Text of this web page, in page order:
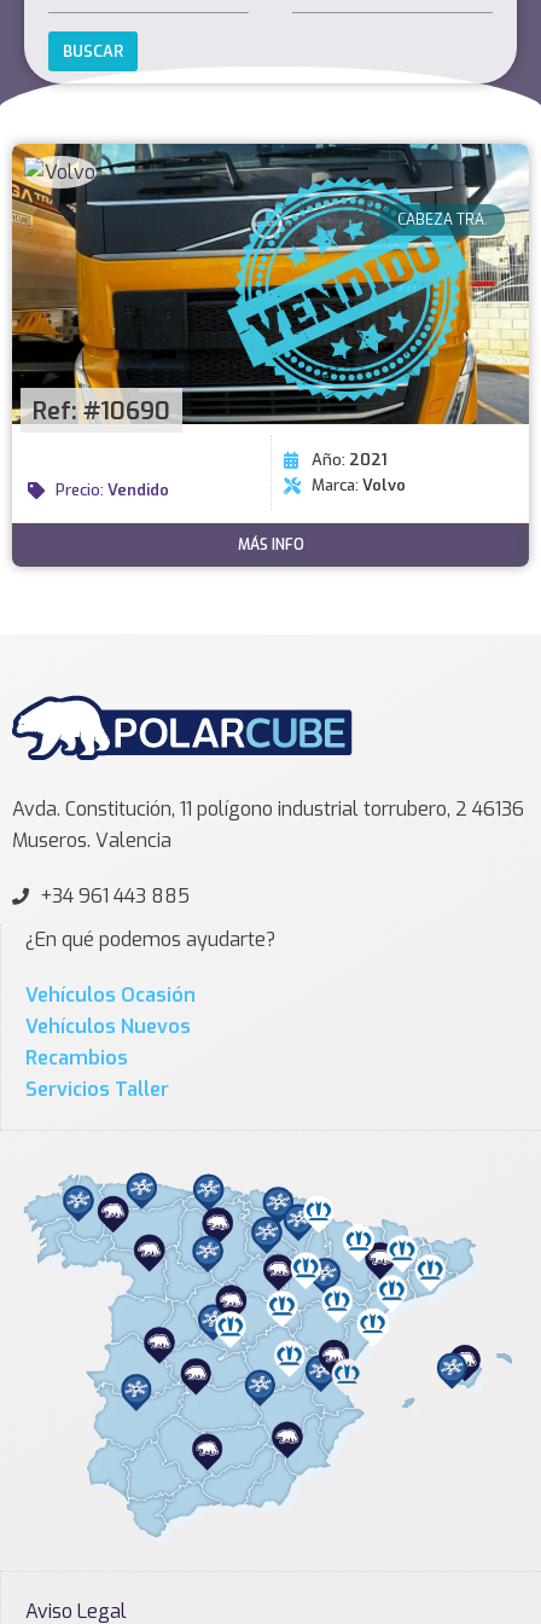
BUSCAR
VENDIDO
CABEZA TRA.
Ref: #10690
Precio: Vendido
Año: 2021
Marca: Volvo
MÁS INFO
Avda. Constitución, 11 polígono industrial torrubero, 2 46136
Museros. Valencia
+34 961 443 885
¿En qué podemos ayudarte?
Vehículos Ocasión
Vehículos Nuevos
Recambios
Servicios Taller
Aviso Legal